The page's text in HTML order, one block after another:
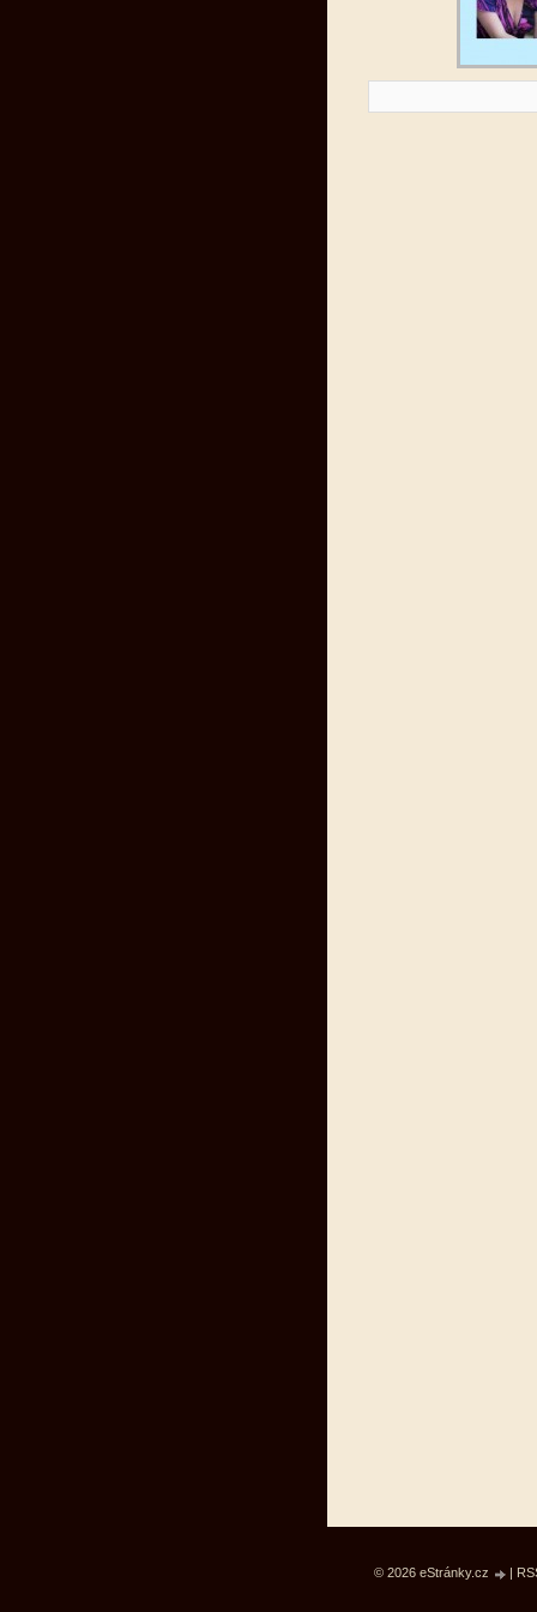
© 2026 eStránky.cz |